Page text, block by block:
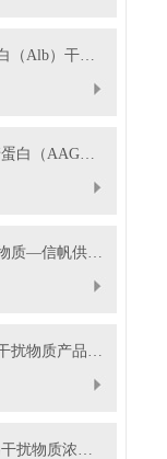
信帆生物供应：白蛋白（Alb）干扰物质
信帆生物：α1-酸性糖蛋白（AAG）干扰物质使用说明
辣根过氧化物酶干扰物质—信帆供应多种浓度
氨基甲酰化血红蛋白干扰物质产品使用方法
α1-抗胰蛋-白酶(AAT)干扰物质浓度可根据客户要求定制